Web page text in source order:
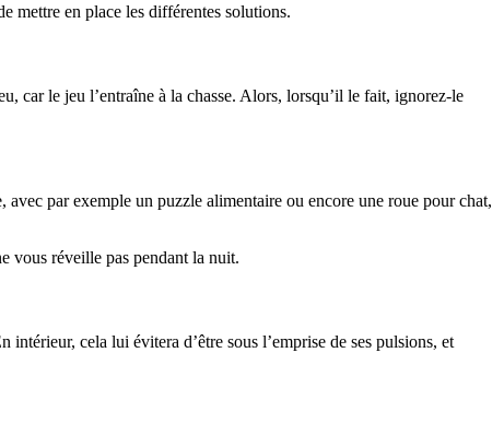
mettre en place les différentes solutions.
car le jeu l’entraîne à la chasse. Alors, lorsqu’il le fait, ignorez-le
avec par exemple un puzzle alimentaire ou encore une roue pour chat,
vous réveille pas pendant la nuit.
cela lui évitera d’être sous l’emprise de ses pulsions, et